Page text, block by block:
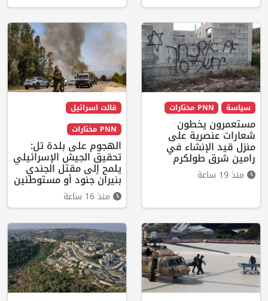
سياسة PNN مختارات
مستعمرون يخطون
شعارات عنصرية على
منزل قيد الإنشاء في
رامين شرق طولكرم
منذ 19 ساعة
قالت اسرائيل
PNN مختارات
الهجوم على بلدة تل:
تحقيق الجيش الإسرائيلي
يلمح إلى مقتل الجندي
بنيران جنود أو مستوطنين
منذ 16 ساعة